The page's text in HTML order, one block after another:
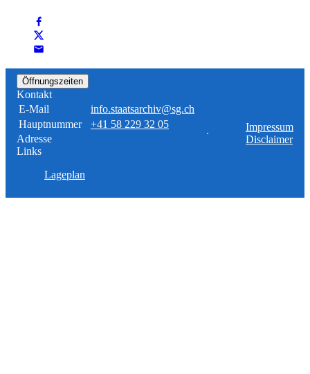
Öffnungszeiten
Kontakt
E-Mail
info.staatsarchiv@sg.ch
Hauptnummer
+41 58 229 32 05
Adresse
Links
Lageplan
Impressum
Disclaimer